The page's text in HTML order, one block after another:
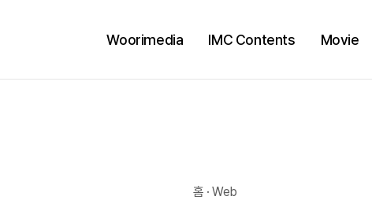
Woorimedia IMC Contents Movie
홈 · Web